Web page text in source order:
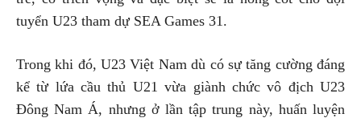
tuyển U23 tham dự SEA Games 31.
Trong khi đó, U23 Việt Nam dù có sự tăng cường đáng
kể từ lứa cầu thủ U21 vừa giành chức vô địch U23
Đông Nam Á, nhưng ở lần tập trung này, huấn luyện